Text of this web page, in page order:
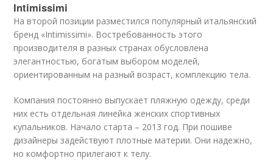
Intimissimi
На второй позиции разместился популярный итальянский
бренд «Intimissimi». Востребованность этого
производителя в разных странах обусловлена
элегантностью, богатым выбором моделей,
ориентированным на разный возраст, комплекцию тела.
Компания постоянно выпускает пляжную одежду, среди
них есть отдельная линейка женских спортивных
купальников. Начало старта – 2013 год. При пошиве
дизайнеры задействуют плотные материи. Они надежно,
но комфортно прилегают к телу.